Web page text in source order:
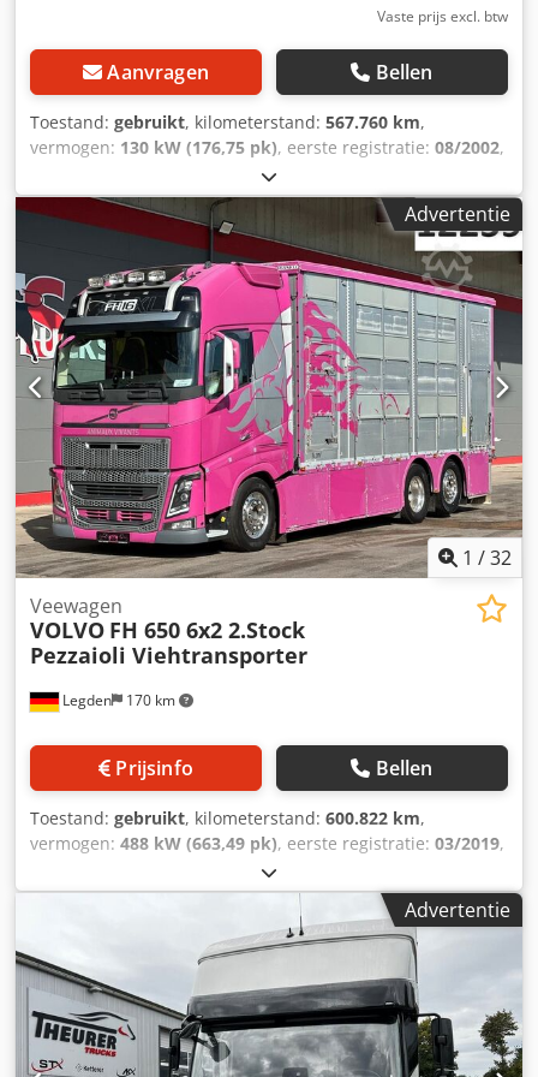
Vaste prijs excl. btw
Aanvragen Bellen
Toestand: gebruikt, kilometerstand: 567.760 km,
vermogen: 130 kW (176,75 pk), eerste registratie: 08/2002,
, totaalgewicht:
asconfiguratie:2 assen, volgende keuring (TÜV):06/2027,
kleur:zilver , soort overbrenging: mechanisch
Euro 3, Mercedes-Benz Atego 1218L
paardentransportwagen (12151) * 3 zitplaatsen *
Handgeschakelde versnellingsbak * Achteruitrijcamera *
Zadelkamer * Leefruimte * Toilet + douche * Kookplaat *
Blad-/luchtvering * Trekhaak * Leeggewicht: 7.800 kg *
APK: 06.2027 * Laatste keuring: 12.2026 ----Gimmel P 3500
W paardenaanhanger met leefruimte (12152) * Leefruimte
* 2 slaapbanken * Douche Cedpfx Aijzml A Uokerf *
Zadelkamer aan de voorkant * Laadklep * Eigen gewicht:
2160 kg * Lengte/breedte/hoogte [mm] 6260/2550/3150 ----
-Intern voertuignummer: 12151+12152-----Fouten en
tussenverkoop voorbehouden
Advertentie
1 /32
Legden 170 km
Veewagen
VOLVO FH 650 6x2 2.Stock
Pezzaioli Viehtransporter
Prijsinfo Bellen
Toestand: gebruikt, kilometerstand: 600.822 km,
vermogen: 488 kW (663,49 pk), eerste registratie: 03/2019,
, totaalgewicht:
asconfiguratie:3 assen, remmen:retarder, soort
, emissieklasse:Euro 6,
35 m³, Uitrusting:ABS,
airconditioning, elektronisch stabiliteitsprogramma
(ESP), laadklep, navigatiesysteem, standkachel, Cabine &
Comfort Cabine: FH16 Globetrotter XL (extra hoge
slaapcabine) * Stoelen: Comfortabel chauffeursstoel,
luchtgeveerd, verwarmd, met veiligheidsgordel in de stoel,
Advertentie